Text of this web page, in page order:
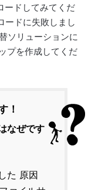
ードしてみてくだ
ードに失敗しまし
ソリューションに
プを作成してくだ
！
なぜです
た 原因